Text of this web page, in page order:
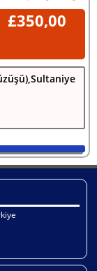
£350,00